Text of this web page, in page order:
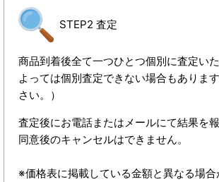
STEP2 査定
商品到着後全て一つひとつ個別に査定い
よっては個別査定できない場合もありま
さい。）
査定後にお電話またはメールにて結果を報
同意後のキャンセルはできません。
※価格表に掲載している金額と異なる場合